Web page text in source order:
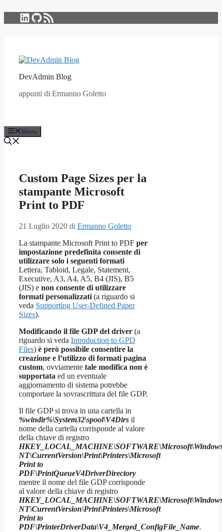
al
LinkedIn
GitHub
Feed RSS
DevAdmin Blog
appunti di Ermanno Goletto
Menu
Custom Page Sizes per la
stampante Microsoft
Print to PDF
21 Luglio 2020 di Ermanno Goletto
La stampante Microsoft Print to PDF per
impostazione predefinita consente di
utilizzare solo i seguenti formati
Lettera, Tabloid, Legale, Statement,
Executive, A3, A4, A5, B4 (JIS), B5
(JIS) e non consente di utilizzare
formati personalizzati (a riguardo si
veda Supporting User-Defined Paper
Sizes).
Modificando il file GDP del driver (a
riguardo si veda Introduction to GPD
Files) è però possibile consentire la
creazione e l’utilizzo di formati pagina
custom, ovviamente tale modifica non è
supportata ed un eventuale
aggiornamento di sistema potrebbe
comportare la sovrascrittura del file GDP.
Il file GDP si trova in una cartella in
%windir%\System32\spool\V4Dirs il
nome della cartella corrisponde al valore
della chiave di registro
NT\CurrentVersion\Print\Printers\Microsoft
Print to
PDF\PrintQueueV4DriverDirectory
mentre il nome del file GDP corrisponde
al valore della chiave di registro
NT\CurrentVersion\Print\Printers\Microsoft
Print to
PDF\PrinterDriverData\V4_Merged_ConfigFile_Name.